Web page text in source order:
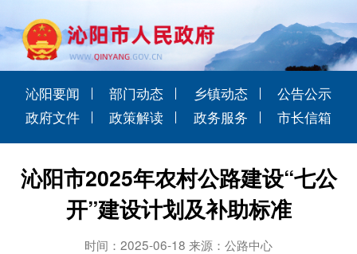
沁阳要闻 部门动态 乡镇动态
公告公示
政府文件
政策解读 政务服务 市长信箱
沁阳市2025年农村公路建设“七公
开”建设计划及补助标准
时间：2025-06-18 来源：公路中心